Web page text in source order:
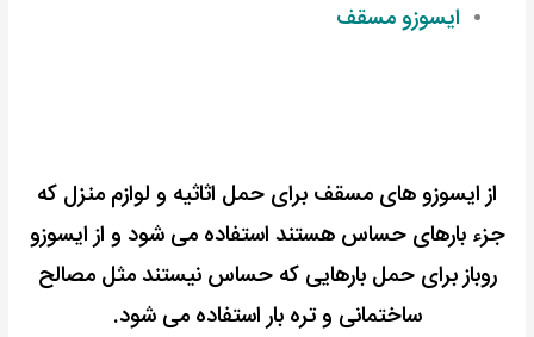
ایسوزو مسقف
از ایسوزو های مسقف برای حمل اثاثیه و لوازم منزل که
جزء بارهای حساس هستند استفاده می شود و از ایسوزو
روباز برای حمل بارهایی که حساس نیستند مثل مصالح
ساختمانی و تره بار استفاده می شود.